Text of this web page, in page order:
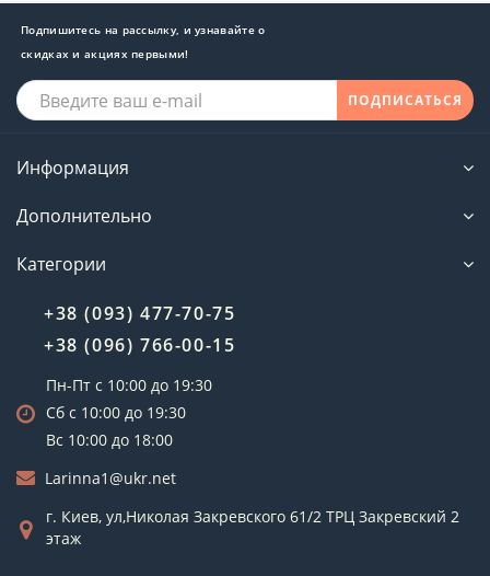
Подпишитесь на рассылку, и узнавайте о
скидках и акциях первыми!
ПОДПИСАТЬСЯ
Информация
Дополнительно
Категории
+38 (093) 477-70-75
+38 (096) 766-00-15
Пн-Пт с 10:00 до 19:30
Сб с 10:00 до 19:30
Вс 10:00 до 18:00
Larinna1@ukr.net
г. Киев, ул,Николая Закревского 61/2 ТРЦ Закревский 2
этаж